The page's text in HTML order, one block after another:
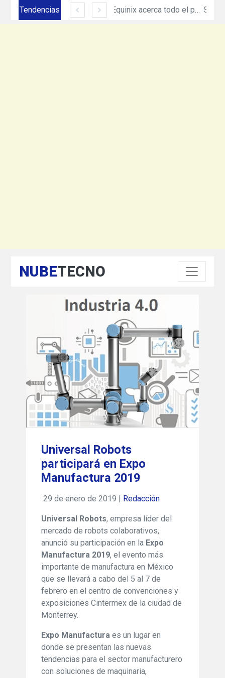
Tendencias Siemens México amplía su presencia en Ciudad Juárez con inversión de más de 330 mdp Equinix acerca todo el poder de cómputo e inteligencia artificial de NVIDIA DGX con nuevo servicio
NUBETECNO
Universal Robots
participará en Expo
Manufactura 2019
29 de enero de 2019 | Redacción
Universal Robots, empresa líder del
mercado de robots colaborativos,
anunció su participación en la Expo
Manufactura 2019, el evento más
importante de manufactura en México
que se llevará a cabo del 5 al 7 de
febrero en el centro de convenciones y
exposiciones Cintermex de la ciudad de
Monterrey.
Expo Manufactura es un lugar en
donde se presentan las nuevas
tendencias para el sector manufacturero
con soluciones de maquinaria,